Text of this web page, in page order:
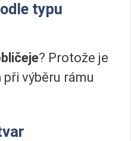
typu
? Protože je
při výběru rámu